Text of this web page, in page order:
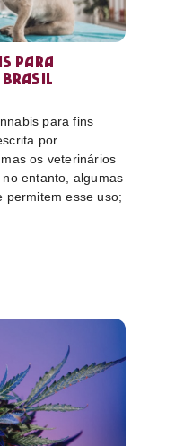
para
para fins
por
os veterinários
entanto, algumas
permitem esse uso;